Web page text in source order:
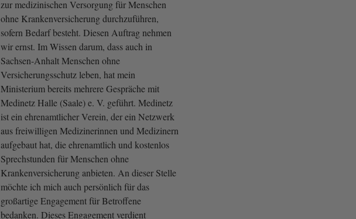
zur medizinischen Versorgung für Menschen
ohne Krankenversicherung durchzuführen,
sofern Bedarf besteht. Diesen Auftrag nehmen
wir ernst. Im Wissen darum, dass auch in
Sachsen-Anhalt Menschen ohne
Versicherungsschutz leben, hat mein
Ministerium bereits mehrere Gespräche mit
Medinetz Halle (Saale) e. V. geführt. Medinetz
ist ein ehrenamtlicher Verein, der ein Netzwerk
aus freiwilligen Medizinerinnen und Medizinern
aufgebaut hat, die ehrenamtlich und kostenlos
Sprechstunden für Menschen ohne
Krankenversicherung anbieten. An dieser Stelle
möchte ich mich auch persönlich für das
großartige Engagement für Betroffene
bedanken. Dieses Engagement verdient